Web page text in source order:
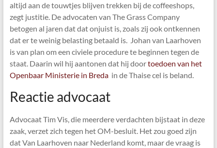
altijd aan de touwtjes blijven trekken bij de coffeeshops,
zegt justitie. De advocaten van The Grass Company
betogen al jaren dat dat onjuist is, zoals zij ook ontkennen
dat er te weinig belasting betaald is. Johan van Laarhoven
is van plan om een civiele procedure te beginnen tegen de
staat. Daarin wil hij aantonen dat hij doortoedoen van het
Openbaar Ministerie in Breda in de Thaise cel is beland.
Reactie advocaat
Advocaat Tim Vis, die meerdere verdachten bijstaat in deze
zaak, verzet zich tegen het OM-besluit. Het zou goed zijn
dat Van Laarhoven naar Nederland komt, maar de vraag is